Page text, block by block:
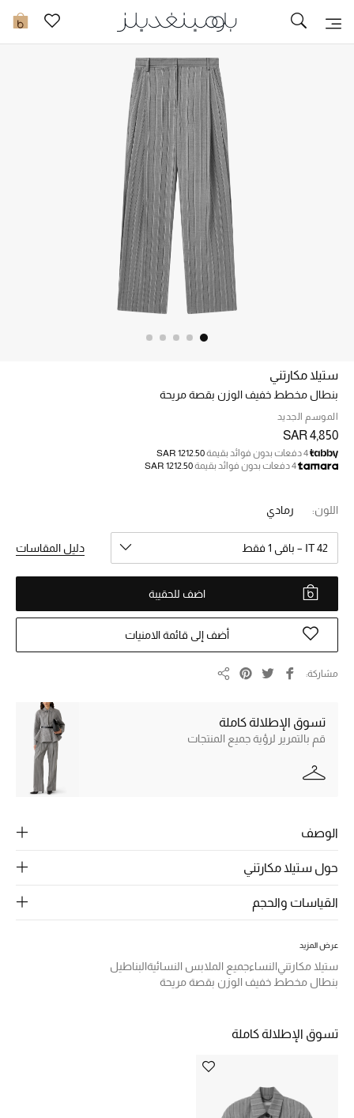
0 توصيل سريع
ما وصلنا حديثاً
الأطفال
مستلزمات المنزل
المجوهرات
جديد لدينا
نسوقوا أحدث ما وصلنا
عرض جميع المنتجات
ركن أناقة المنتجعات
الموسم الجديد
جميع إصدارتنا النسائية
تشكيلة المناسبات للنساء
حقائب وأحذية متطابقة
ركن الفخامة
ستيلا مكارتني
بنطال مخطط خفيف الوزن بقصة مريحة
الموسم الجديد
SAR 4,850
4 دفعات بدون فوائد بقيمة
SAR 1212.50
4 دفعات بدون فوائد بقيمة
SAR 1212.50
اللون: رمادي
IT 42 – باقي 1 فقط دليل المقاسات
اضف للحقيبة
أضف إلى قائمة الامنيات
مشاركة
تسوق الإطلالة كاملة
قم بالتمرير لرؤية جميع المنتجات
الوصف
حول ستيلا مكارتني
القياسات والحجم
عرض المزيد
ستيلا مكارتنيالنساءجميع الملابس النسائيةالبناطيل
بنطال مخطط خفيف الوزن بقصة مريحة
تسوق الإطلالة كاملة